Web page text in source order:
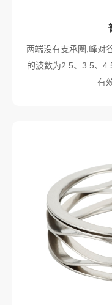
两端没有支承圈,峰对
的波数为2.5、3.5、
有